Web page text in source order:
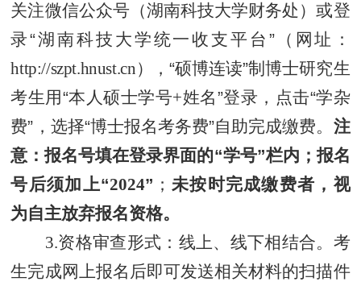
关注微信公众号（湖南科技大学财务处）或登
录“湖南科技大学统一收支平台 ”（网址：
http://szpt.hnust.cn）， “硕博连读”制博士研究生
考生用“本人硕士学号+姓名”登录，点击“学杂
费”，选择“博士报名考务费”自助完成缴费。 注
意：报名号填在登录界面的“学号”栏内；报名
号后须加上“2024” ； 未按时完成缴费者，视
为自主放弃报名资格。
3.资格审查形式：线上、线下相结合。考
生完成网上报名后即可发送相关材料的扫描件